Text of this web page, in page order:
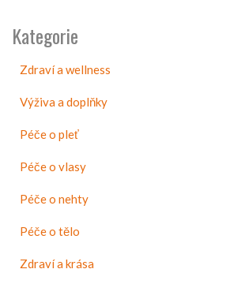
Kategorie
Zdraví a wellness
Výživa a doplňky
Péče o pleť
Péče o vlasy
Péče o nehty
Péče o tělo
Zdraví a krása